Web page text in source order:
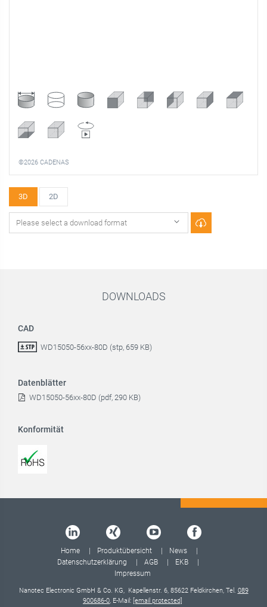
©2026 CADENAS
3D 2D
DOWNLOADS
CAD
WD15050-56xx-80D (stp, 659 KB)
Datenblätter
WD15050-56xx-80D (pdf, 290 KB)
Konformität
Home Produktübersicht
News
Datenschutzerklärung
AGB
EKB
Impressum
Nanotec Electronic GmbH & Co. KG, Kapellenstr. 6, 85622 Feldkirchen, Tel. 089
900686-0, E-Mail: [email protected]